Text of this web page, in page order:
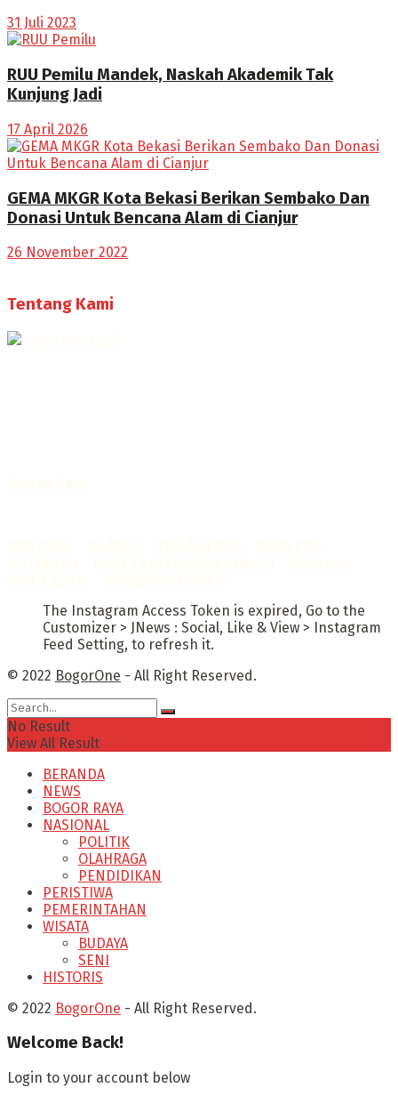
31 Juli 2023
RUU Pemilu Mandek, Naskah Akademik Tak
Kunjung Jadi
17 April 2026
GEMA MKGR Kota Bekasi Berikan Sembako Dan
Donasi Untuk Bencana Alam di Cianjur
26 November 2022
Tentang Kami
The Instagram Access Token is expired, Go to the
Customizer > JNews : Social, Like & View > Instagram
Feed Setting, to refresh it.
© 2022 BogorOne - All Right Reserved.
No Result
View All Result
BERANDA
NEWS
BOGOR RAYA
NASIONAL
POLITIK
OLAHRAGA
PENDIDIKAN
PERISTIWA
PEMERINTAHAN
WISATA
BUDAYA
SENI
HISTORIS
© 2022 BogorOne - All Right Reserved.
Welcome Back!
Login to your account below